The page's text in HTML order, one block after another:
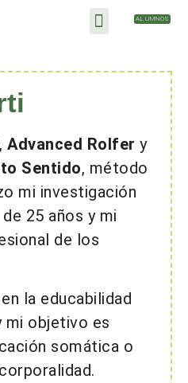
ALUMNOS
Advanced Rolfer y
Sentido, método
mi investigación
25 años y mi
de los
la educabilidad
mi objetivo es
somática o